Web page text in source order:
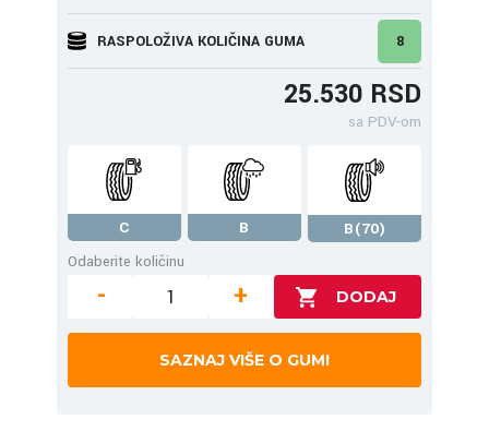
RASPOLOŽIVA KOLIČINA GUMA 8
25.530 RSD
sa PDV-om
C B
B(70)
Odaberite količinu
- +
SAZNAJ VIŠE O GUMI